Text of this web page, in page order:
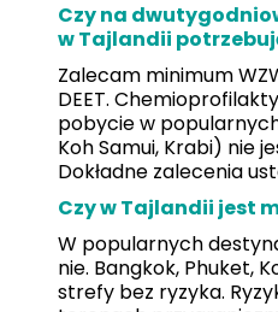
Czy na
w Tajlandii
Zalecam minimum
DEET.
pobycie w
Koh Samui, Krabi) nie
Dokładne zalecenia
Czy w Tajlandii jest
W popularnych
nie. Bangkok, Phuket,
strefy bez ryzyka.